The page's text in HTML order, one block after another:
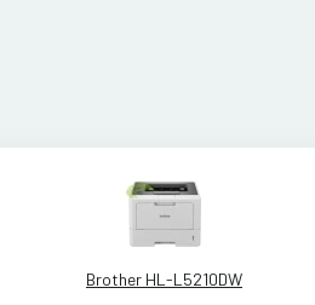
Brother HL-L5210DW